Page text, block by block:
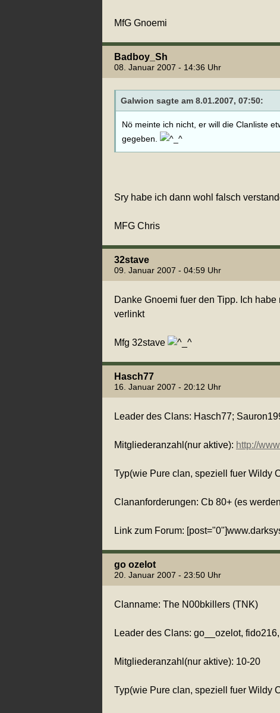
MfG Gnoemi
Badboy_Sh
08. Januar 2007 - 14:36 Uhr
Galwion sagte am 8.01.2007, 07:50:
Nö meinte ich nicht, er will die Clanliste
gegeben.
Sry habe ich dann wohl falsch
MFG Chris
32stave
09. Januar 2007 - 04:59 Uhr
Danke Gnoemi fuer den Tipp. Ich
verlinkt
Mfg 32stave
Hasch77
16. Januar 2007 - 20:12 Uhr
Leader des Clans: Hasch77;
Mitgliederanzahl(nur aktive): http://
Typ(wie Pure clan, speziell fuer Wildy
Clananforderungen: Cb 80+ (es
Link zum Forum:
go ozelot
20. Januar 2007 - 23:50 Uhr
Clanname: The N00bkillers (TNK)
Leader des Clans: go__ozelot,
Mitgliederanzahl(nur aktive): 10-20
Typ(wie Pure clan, speziell fuer Wildy